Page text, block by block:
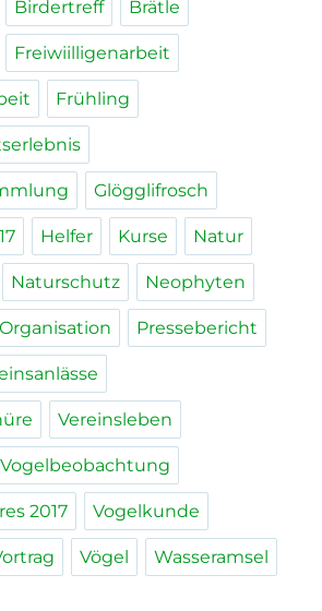
Birdertreff Brätle
Freiwiilligenarbeit
Frühling
Glögglifrosch
Helfer Kurse Natur
Naturschutz Neophyten
Organisation Pressebericht
Vereinsleben
Vogelbeobachtung
2017 Vogelkunde
Vögel Wasseramsel